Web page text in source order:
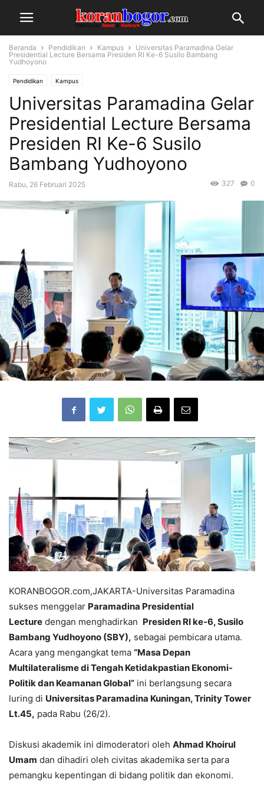
Beranda Pendidikan Kampus
Universitas Paramadina Gelar
Presidential Lecture Bersama Presiden RI Ke-6 Susilo Bambang
Yudhoyono
Pendidikan Kampus
Universitas Paramadina Gelar
Presidential Lecture Bersama
Presiden RI Ke-6 Susilo
Bambang Yudhoyono
Rabu, 26 Februari 2025 0
327
KORANBOGOR.com,JAKARTA-Universitas Paramadina
sukses menggelar Paramadina Presidential
Lecture dengan menghadirkan Presiden RI ke-6, Susilo
Bambang Yudhoyono (SBY), sebagai pembicara utama.
Acara yang mengangkat tema “Masa Depan
Multilateralisme di Tengah Ketidakpastian Ekonomi-
Politik dan Keamanan Global” ini berlangsung secara
luring di Universitas Paramadina Kuningan, Trinity Tower
Lt.45, pada Rabu (26/2).
Diskusi akademik ini dimoderatori oleh Ahmad Khoirul
Umam dan dihadiri oleh civitas akademika serta para
pemangku kepentingan di bidang politik dan ekonomi.